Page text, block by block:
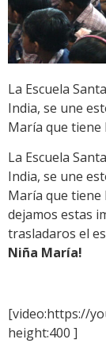
La Escuela
India, se une
María que
La Escuela
India, se une
María que tiene
dejamos estas
trasladaros el
Niña María!
[video:https://
height:400 ]